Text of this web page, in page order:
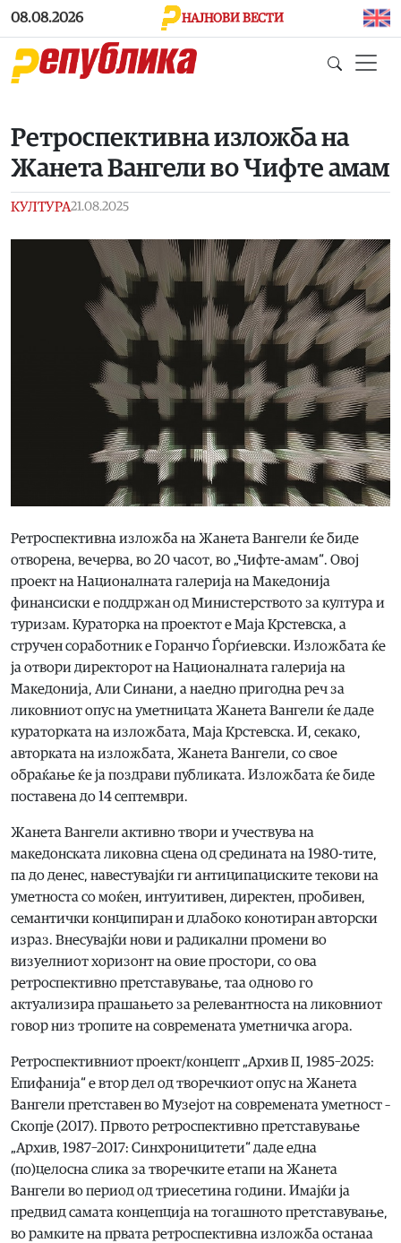
Skip to main content
08.08.2026 НАЈНОВИ ВЕСТИ
Ретроспективна изложба на
Жанета Вангели во Чифте амам
КУЛТУРА21.08.2025
Ретроспективна изложба на Жанета Вангели ќе биде
отворена, вечерва, во 20 часот, во „Чифте-амам“. Овој
проект на Националната галерија на Македонија
финансиски е поддржан од Министерството за култура и
туризам. Кураторка на проектот е Маја Крстевска, а
стручен соработник е Горанчо Ѓорѓиевски. Изложбата ќе
ја отвори директорот на Националната галерија на
Македонија, Али Синани, а наедно пригодна реч за
ликовниот опус на уметницата Жанета Вангели ќе даде
кураторката на изложбата, Маја Крстевска. И, секако,
авторката на изложбата, Жанета Вангели, со свое
обраќање ќе ја поздрави публиката. Изложбата ќе биде
поставена до 14 септември.
Жанета Вангели активно твори и учествува на
македонската ликовна сцена од средината на 1980-тите,
па до денес, навестувајќи ги антиципациските текови на
уметноста со моќен, интуитивен, директен, пробивен,
семантички конципиран и длабоко конотиран авторски
израз. Внесувајќи нови и радикални промени во
визуелниот хоризонт на овие простори, со ова
ретроспективно претставување, таа одново го
актуализира прашањето за релевантноста на ликовниот
говор низ тропите на современата уметничка агора.
Ретроспективниот проект/концепт „Архив II, 1985–2025:
Епифанија“ е втор дел од творечкиот опус на Жанета
Вангели претставен во Музејот на современата уметност –
Скопје (2017). Првото ретроспективно претставување
„Архив, 1987–2017: Синхроницитети“ даде една
(по)целосна слика за творечките етапи на Жанета
Вангели во период од триесетина години. Имајќи ја
предвид самата концепција на тогашното претставување,
во рамките на првата ретроспективна изложба останаа